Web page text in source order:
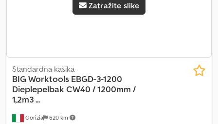
Zatražite slike
Gorizia 620 km
Standardna kašika
BIG Worktools EBGD-3-1200
Dieplepelbak CW40 / 1200mm /
1,2m3 ...